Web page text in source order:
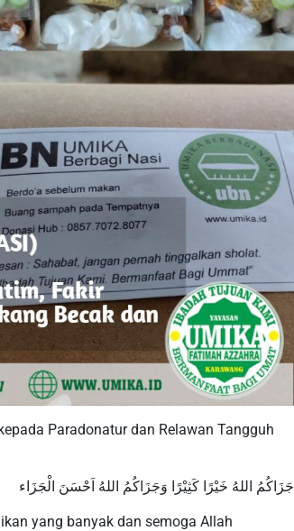
Paradonatur dan Relawan Tangguh
جَزَاكُمُ اللهُ خَيْرًا كَثِيْرًا وَجَزَاكُمُ اللهُ اَحْسَنَ الْجَزَاء
yang banyak dan semoga Allah